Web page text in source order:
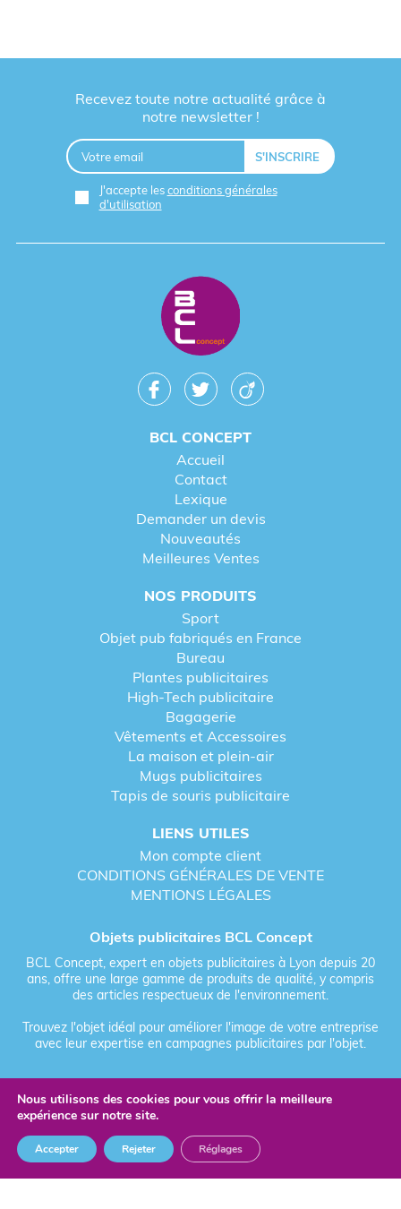
Recevez toute notre actualité grâce à
notre newsletter !
J'accepte lesconditions générales
d'utilisation
BCL CONCEPT
Accueil
Contact
Lexique
Demander un devis
Nouveautés
Meilleures Ventes
NOS PRODUITS
Sport
Objet pub fabriqués en France
Bureau
Plantes publicitaires
High-Tech publicitaire
Bagagerie
Vêtements et Accessoires
La maison et plein-air
Mugs publicitaires
Tapis de souris publicitaire
LIENS UTILES
Mon compte client
CONDITIONS GÉNÉRALES DE VENTE
MENTIONS LÉGALES
Objets publicitaires BCL Concept
BCL Concept, expert en objets publicitaires à Lyon depuis 20
ans, offre une large gamme de produits de qualité, y compris
des articles respectueux de l'environnement.
Trouvez l'objet idéal pour améliorer l'image de votre entreprise
avec leur expertise en campagnes publicitaires par l'objet.
© 2026 BCL Concept - Tous droits réservés - Objet Publicitaire
Fièrement forgé par Les Vikings
Nous utilisons des cookies pour vous offrir la meilleure
expérience sur notre site.
Accepter Rejeter Réglages